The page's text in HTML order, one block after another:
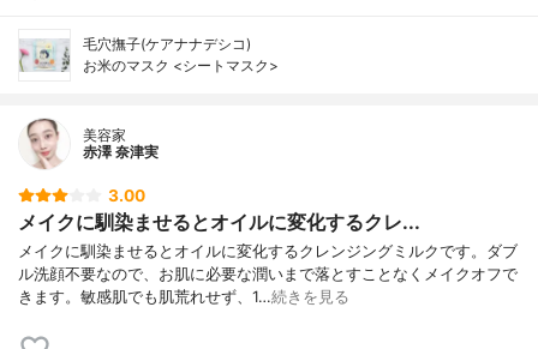
毛穴撫子(ケアナナデシコ)
お米のマスク <シートマスク>
美容家
赤澤 奈津実
3.00
メイクに馴染ませるとオイルに変化するクレ...
メイクに馴染ませるとオイルに変化するクレンジングミルクです。ダブ
ル洗顔不要なので、お肌に必要な潤いまで落とすことなくメイクオフで
きます。敏感肌でも肌荒れせず、1…続きを見る